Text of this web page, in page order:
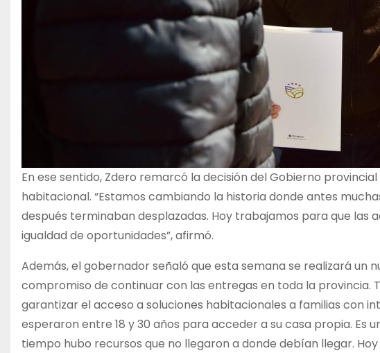
En ese sentido, Zdero remarcó la decisión del Gobierno
habitacional. “Estamos cambiando la historia donde antes
después terminaban desplazadas. Hoy trabajamos para que
igualdad de oportunidades”, afirmó.
Además, el gobernador señaló que esta semana se realizará un
compromiso de continuar con las entregas en toda la provincia.
garantizar el acceso a soluciones habitacionales a familias con
esperaron entre 18 y 30 años para acceder a su casa propia.
tiempo hubo recursos que no llegaron a donde debían llegar.